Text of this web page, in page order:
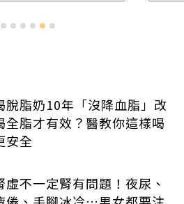
脫脂奶10年「沒降血脂」改
全脂才有效？醫教你這樣喝
安全
虛不一定腎有問題！夜尿、